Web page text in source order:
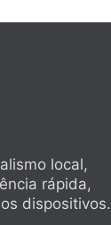
local,
rápida,
dispositivos.